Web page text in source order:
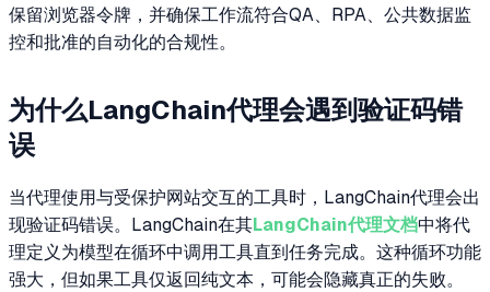
保留浏览器令牌，并确保工作流符合QA、RPA、公共数据监
控和批准的自动化的合规性。
为什么LangChain代理会遇到验证码错
误
当代理使用与受保护网站交互的工具时，LangChain代理会出
现验证码错误。LangChain在其LangChain代理文档中将代
理定义为模型在循环中调用工具直到任务完成。这种循环功能
强大，但如果工具仅返回纯文本，可能会隐藏真正的失败。